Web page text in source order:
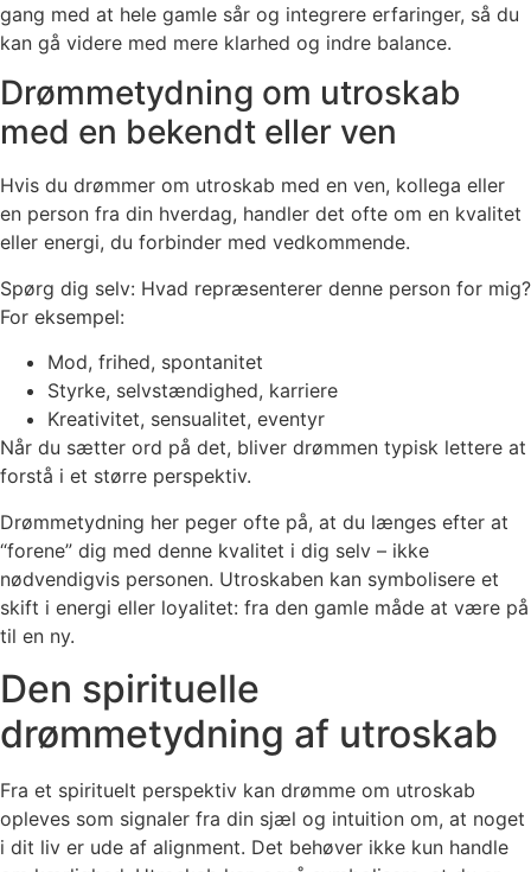
gang med at hele gamle sår og integrere erfaringer, så du
kan gå videre med mere klarhed og indre balance.
Drømmetydning om utroskab
med en bekendt eller ven
Hvis du drømmer om utroskab med en ven, kollega eller
en person fra din hverdag, handler det ofte om en kvalitet
eller energi, du forbinder med vedkommende.
Spørg dig selv: Hvad repræsenterer denne person for mig?
For eksempel:
Mod, frihed, spontanitet
Styrke, selvstændighed, karriere
Kreativitet, sensualitet, eventyr
Når du sætter ord på det, bliver drømmen typisk lettere at
forstå i et større perspektiv.
Drømmetydning her peger ofte på, at du længes efter at
“forene” dig med denne kvalitet i dig selv – ikke
nødvendigvis personen. Utroskaben kan symbolisere et
skift i energi eller loyalitet: fra den gamle måde at være på
til en ny.
Den spirituelle
drømmetydning af utroskab
Fra et spirituelt perspektiv kan drømme om utroskab
opleves som signaler fra din sjæl og intuition om, at noget
i dit liv er ude af alignment. Det behøver ikke kun handle